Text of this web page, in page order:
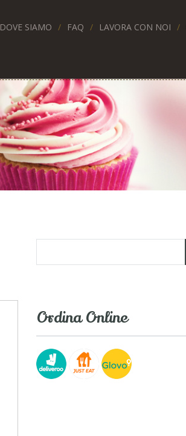
DOVE SIAMO FAQ LAVORA CON NOI
Ordina Online